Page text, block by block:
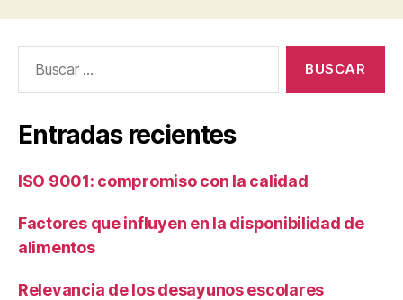
Entradas recientes
ISO 9001: compromiso con la calidad
Factores que influyen en la disponibilidad de
alimentos
Relevancia de los desayunos escolares